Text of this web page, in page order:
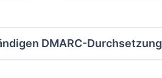
DMARC-Durchsetzung